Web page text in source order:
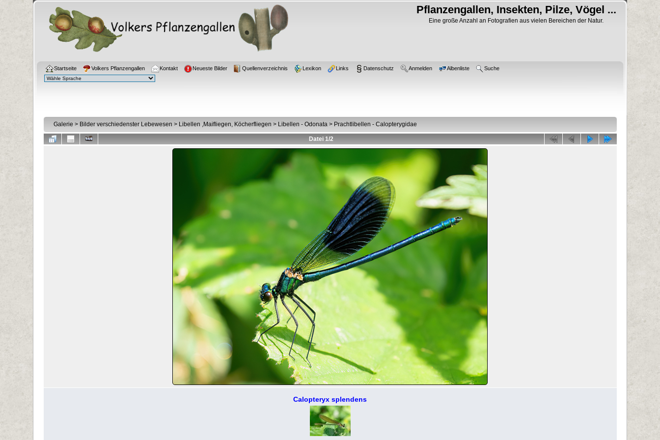
Pflanzengallen, Insekten, Pilze, Vögel ...
Eine große Anzahl an Fotografien aus vielen Bereichen der Natur.
Startseite Volkers Pflanzengallen Kontakt Neueste Bilder Quellenverzeichnis Lexikon Links Datenschutz Anmelden Albenliste Suche
Galerie > Bilder verschiedenster Lebewesen > Libellen ,Maifliegen, Köcherfliegen > Libellen - Odonata> Prachtlibellen - Calopterygidae
Datei 1/2
Calopteryx splendens